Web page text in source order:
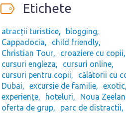
Etichete
atracții turistice
blogging
Cappadocia
child friendly
Christian Tour
croaziere cu copii
cursuri engleza
cursuri online
cursuri pentru copii
călătorii cu
Dubai
excursie de familie
exotic
experiențe
hoteluri
Noua
oferta de grup
parc de distractii